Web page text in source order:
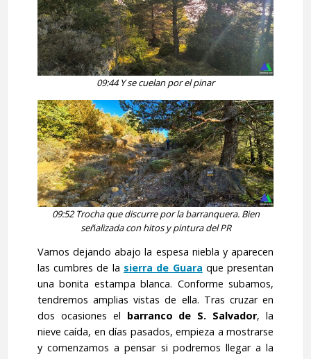
09:44 Y se cuelan por el pinar
09:52 Trocha que discurre por la barranquera. Bien
señalizada con hitos y pintura del PR
Vamos dejando abajo la espesa niebla y aparecen
las cumbres de la sierra de Guara que presentan
una bonita estampa blanca. Conforme subamos,
tendremos amplias vistas de ella. Tras cruzar en
dos ocasiones el barranco de S. Salvador, la
nieve caída, en días pasados, empieza a mostrarse
y comenzamos a pensar si podremos llegar a la